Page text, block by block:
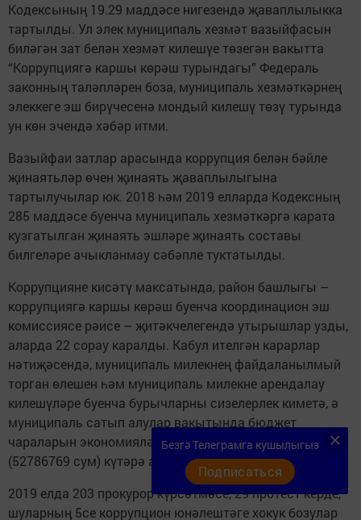
Кодексының 19.29 маддәсе нигезендә җаваплылыкка
тартылды. Ул элек муниципаль хезмәт вазыйфасын
биләгән зат белән хезмәт килешүе төзегән вакытта
“Коррупциягә каршы көрәш турындагы” Федераль
законның таләпләрен боза, муниципаль хезмәткәрнең
элеккеге эш бирүчесенә мондый килешү төзү турында
ун көн эчендә хәбәр итми.
Вазыйфаи затлар арасында коррупция белән бәйле
җинаятьләр өчен җинаять җаваплылыгына
тартылучылар юк. 2018 һәм 2019 елларда Кодексның
285 маддәсе буенча муниципаль хезмәткәргә карата
кузгатылган җинаять эшләре җинаять составы
билгеләре ачыкланмау сәбәпле туктатылды.
Коррупцияне кисәтү максатында, район башлыгы –
коррупциягә каршы көрәш буенча координацион эш
комиссиясе рәисе – җитәкчелегендә утырышлар узды,
аларда 22 сорау каралды. Кабул ителгән карарлар
нәтиҗәсендә, муниципаль милекнең файдаланылмый
торган өлешен һәм муниципаль милекне арендалау
килешүләре буенча бурычларны сизелерлек киметә, ә
муниципаль сатып алулар вакытында бюджет
чараларын экономияләүне 23 процентка кадәр
(52786769 сум) күтәрә алдык.
2019 елда 203 прокурор күрсәтмәсе, 29 протест керде,
шуларның 5се коррупцион юнәлештәге хокук бозулар
Безгә Телеграмга кушылыгыз
Подписаться